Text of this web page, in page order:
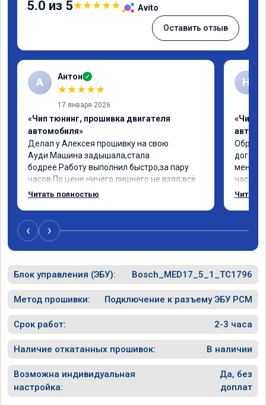
5.0 из 5★★★★★ Avito
Оставить отзыв
А Антон ✓
★★★★★
17 января 2026
«Чип тюнинг, прошивка двигателя
автомобиля»
Делал у Алексея прошивку на свою
Ауди.Машина задышала,стала
бодрее.Работу выполнил быстро,за пару
часов.По цене ничего лишнего не взял,всё
как договаривались заранее.После работы
случае поломки авто.Однозначно
рекомендую Алексея как грамотного
специалиста!
Читать полностью
Н
«Чип
меня
час
Арман
Читать
‹ ›
Блок управления (ЭБУ): Bosch_MED17_5_1_TC1796
Метод прошивки: Подключение к разъему ЭБУ PCM
Срок работ: 2-3 часа
Наличие откатанных прошивок: В наличии
Возможна индивидуальная
настройка:
Да, без
доплат